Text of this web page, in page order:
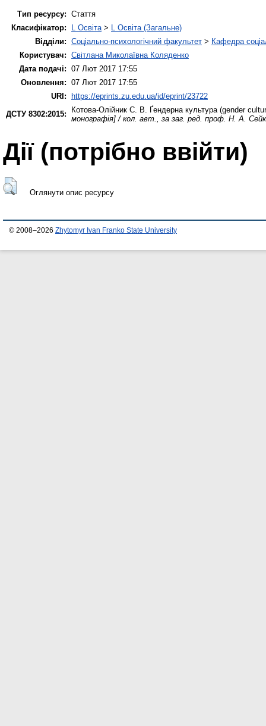
Тип ресурсу: Стаття
Класифікатор:
L Освіта> L Освіта (Загальне)
Відділи: Соціально-психологічний факультет > Кафедра
Користувач: Світлана Миколаївна Коляденко
Дата подачі: 07 Лют 2017 17:55
Оновлення: 07 Лют 2017 17:55
URI:
https://eprints.zu.edu.ua/id/eprint/23722
ДСТУ 8302:2015:
Котова-Олійник С. В. Ґендерна культура (gender
монографія] / кол. авт., за заг. ред. проф. Н. А.
Дії ​​(потрібно ввійти)
Оглянути опис ресурсу
© 2008–2026 Zhytomyr Ivan Franko State University